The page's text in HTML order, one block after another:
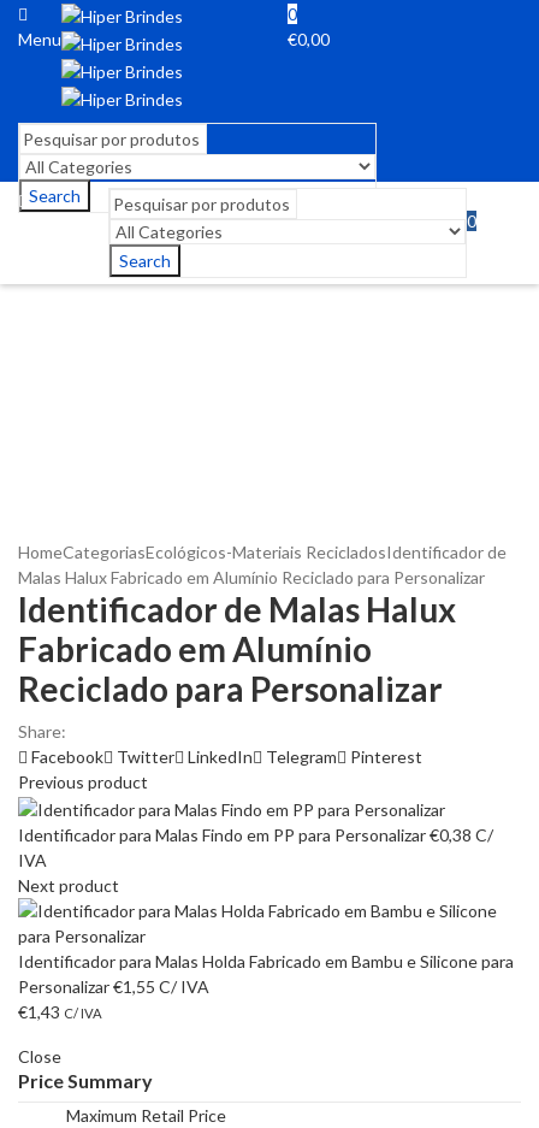
Menu
0
€0,00
Search
Search
0
HomeCategoriasEcológicos-Materiais RecicladosIdentificador de
Malas Halux Fabricado em Alumínio Reciclado para Personalizar
Identificador de Malas Halux
Fabricado em Alumínio
Reciclado para Personalizar
Share:
Facebook
Twitter LinkedIn Telegram
Pinterest
Previous product
Identificador para Malas Findo em PP para Personalizar€0,38 C/
IVA
Next product
Identificador para Malas Holda Fabricado em Bambu e Silicone para
Personalizar€1,55 C/ IVA
€1,43 C/ IVA
Close
Price Summary
Maximum Retail Price